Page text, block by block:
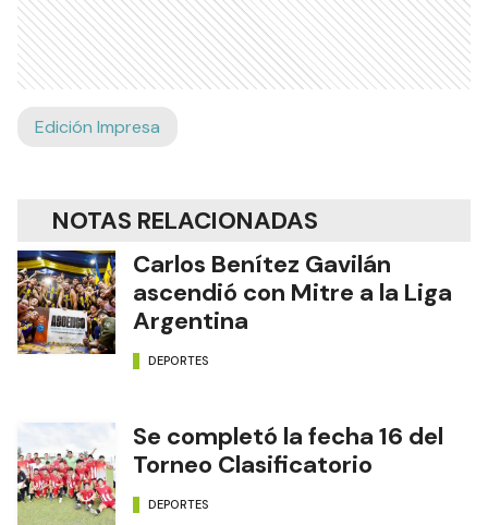
Edición Impresa
NOTAS RELACIONADAS
Carlos Benítez Gavilán
ascendió con Mitre a la Liga
Argentina
DEPORTES
Se completó la fecha 16 del
Torneo Clasificatorio
DEPORTES